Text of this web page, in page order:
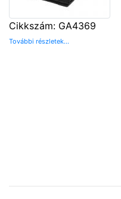
Cikkszám: GA4369
További részletek...